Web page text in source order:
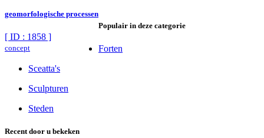
geomorfologische processen
[ ID : 1858 ]
concept
Populair in deze categorie
Forten
Sceatta's
Sculpturen
Steden
Recent door u bekeken